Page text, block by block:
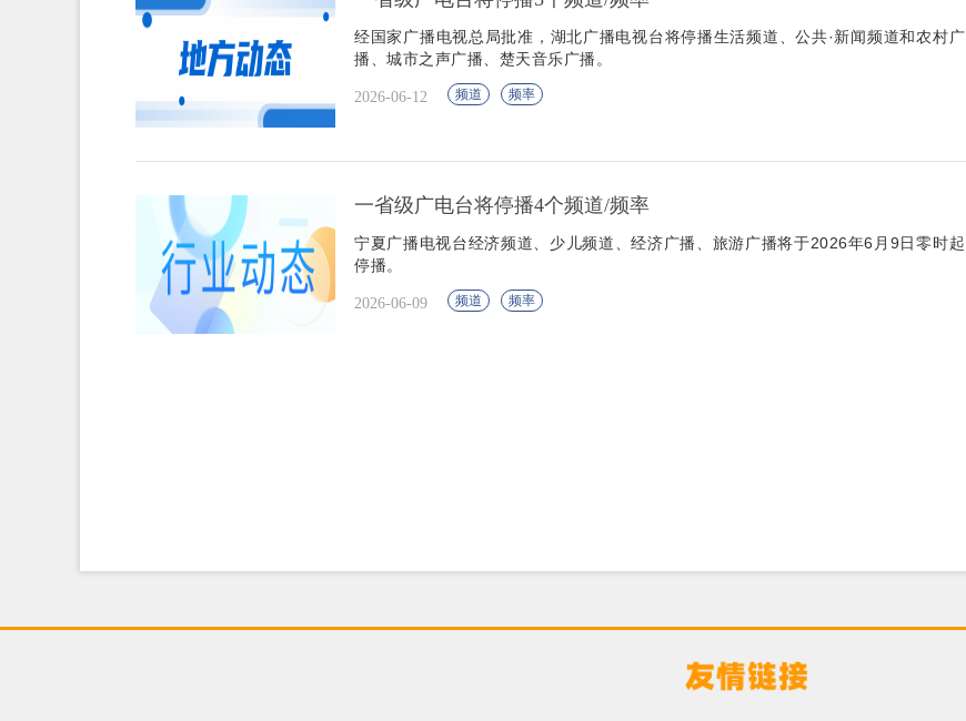
经国家广播电视总局批准，湖北广播电视台将停播生活频道、公共·新闻频道和农村广
播、城市之声广播、楚天音乐广播。
2026-06-12 频道 频率
一省级广电台将停播4个频道/频率
宁夏广播电视台经济频道、少儿频道、经济广播、旅游广播将于2026年6月9日零时起
停播。
2026-06-09 频道 频率